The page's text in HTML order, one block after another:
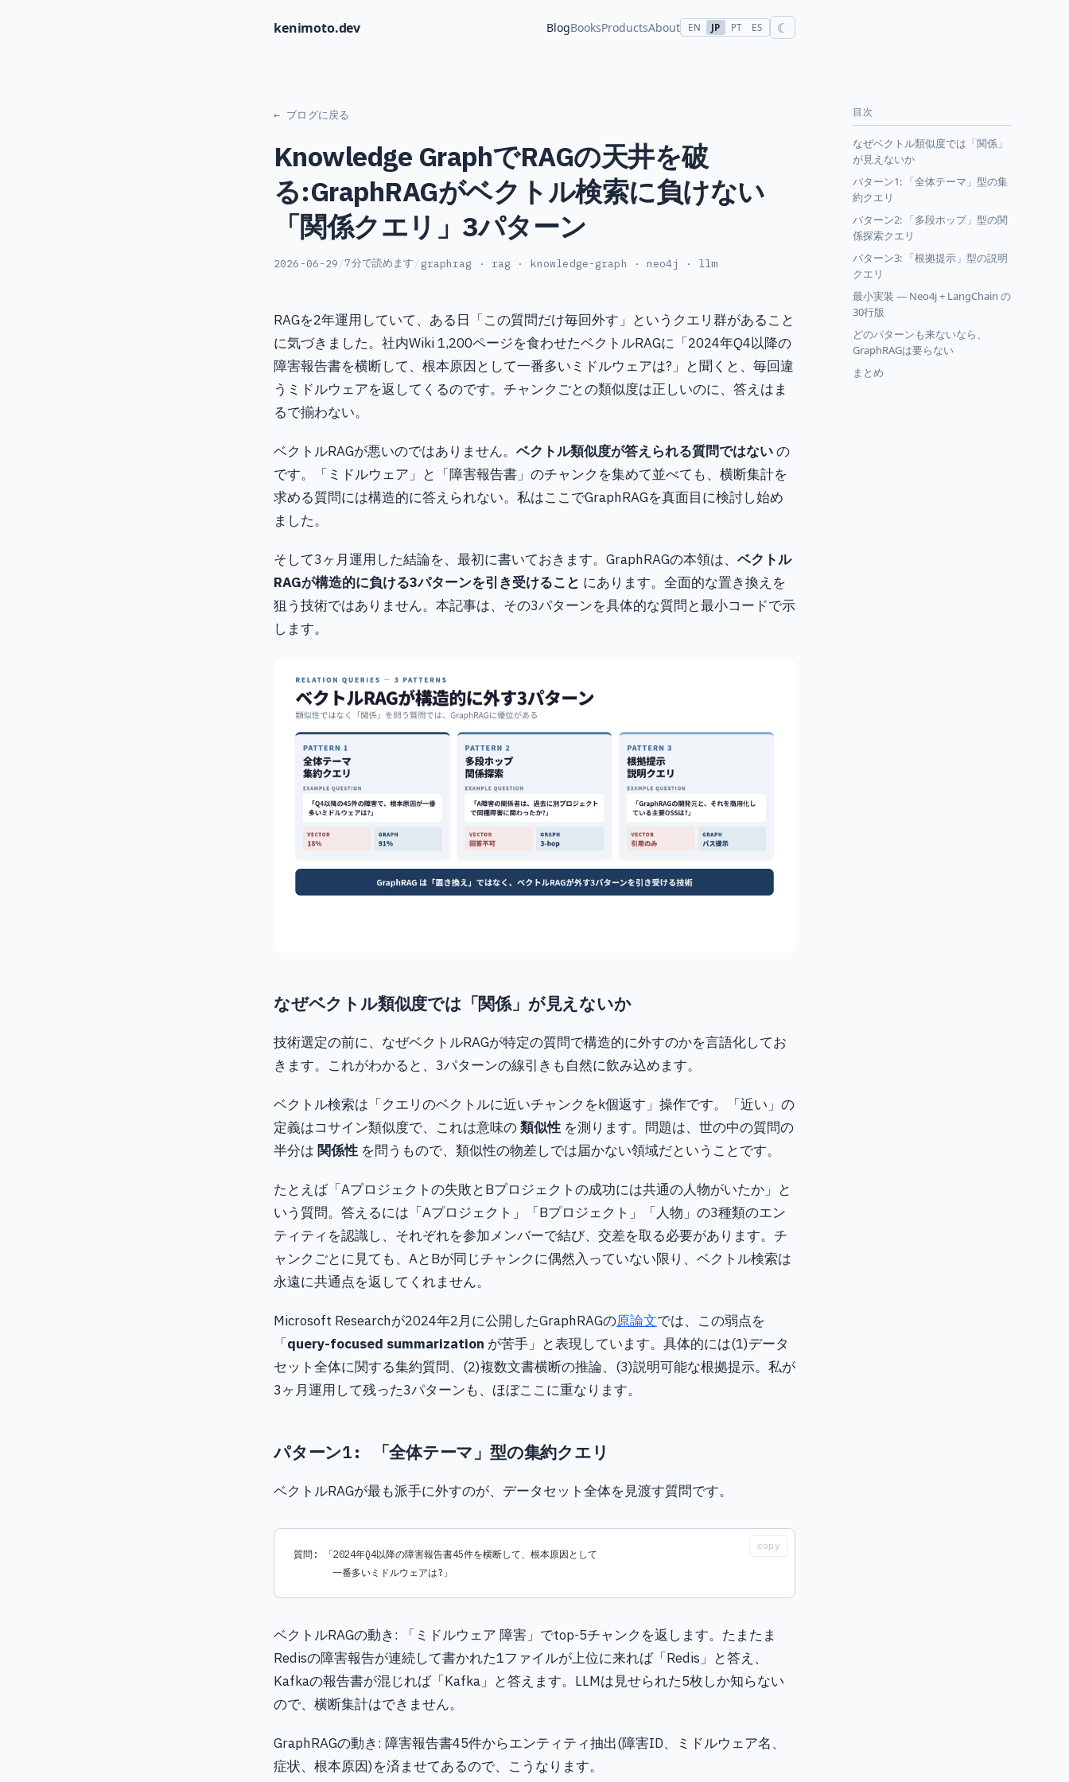
kenimoto.dev BlogBooksProductsAbout EN JP PT ES ☾
目次
なぜベクトル類似度では「関係」
が見えないか
パターン1: 「全体テーマ」型の集
約クエリ
パターン2: 「多段ホップ」型の関
係探索クエリ
パターン3: 「根拠提示」型の説明
クエリ
最小実装 — Neo4j + LangChain の
30行版
どのパターンも来ないなら、
GraphRAGは要らない
まとめ
← ブログに戻る
Knowledge GraphでRAGの天井を破
る:GraphRAGがベクトル検索に負けない
「関係クエリ」3パターン
2026-06-29/7分で読めます/ graphrag · rag · knowledge-graph · neo4j · llm
RAGを2年運用していて、ある日「この質問だけ毎回外す」というクエリ群があること
に気づきました。社内Wiki 1,200ページを食わせたベクトルRAGに「2024年Q4以降の
障害報告書を横断して、根本原因として一番多いミドルウェアは?」と聞くと、毎回違
うミドルウェアを返してくるのです。チャンクごとの類似度は正しいのに、答えはま
るで揃わない。
ベクトルRAGが悪いのではありません。 ベクトル類似度が答えられる質問ではないの
です。「ミドルウェア」と「障害報告書」のチャンクを集めて並べても、横断集計を
求める質問には構造的に答えられない。私はここでGraphRAGを真面目に検討し始め
ました。
そして3ヶ月運用した結論を、最初に書いておきます。GraphRAGの本領は、 ベクトル
RAGが構造的に負ける3パターンを引き受けること にあります。全面的な置き換えを
狙う技術ではありません。本記事は、その3パターンを具体的な質問と最小コードで示
します。
なぜベクトル類似度では「関係」が見えないか
技術選定の前に、なぜベクトルRAGが特定の質問で構造的に外すのかを言語化してお
きます。これがわかると、3パターンの線引きも自然に飲み込めます。
ベクトル検索は「クエリのベクトルに近いチャンクをk個返す」操作です。「近い」の
定義はコサイン類似度で、これは意味の類似性 を測ります。問題は、世の中の質問の
半分は 関係性 を問うもので、類似性の物差しでは届かない領域だということです。
たとえば「Aプロジェクトの失敗とBプロジェクトの成功には共通の人物がいたか」と
いう質問。答えるには「Aプロジェクト」「Bプロジェクト」「人物」の3種類のエン
ティティを認識し、それぞれを参加メンバーで結び、交差を取る必要があります。チ
ャンクごとに見ても、AとBが同じチャンクに偶然入っていない限り、ベクトル検索は
永遠に共通点を返してくれません。
Microsoft Researchが2024年2月に公開したGraphRAGの原論文では、この弱点を
「query-focused summarization が苦手」と表現しています。具体的には(1)データ
セット全体に関する集約質問、(2)複数文書横断の推論、(3)説明可能な根拠提示。私が
3ヶ月運用して残った3パターンも、ほぼここに重なります。
パターン1: 「全体テーマ」型の集約クエリ
ベクトルRAGが最も派手に外すのが、データセット全体を見渡す質問です。
質問: 「2024年Q4以降の障害報告書45件を横断して、根本原因として
       一番多いミドルウェアは?」
copy
ベクトルRAGの動き: 「ミドルウェア 障害」でtop-5チャンクを返します。たまたま
Redisの障害報告が連続して書かれた1ファイルが上位に来れば「Redis」と答え、
Kafkaの報告書が混じれば「Kafka」と答えます。LLMは見せられた5枚しか知らない
ので、横断集計はできません。
GraphRAGの動き: 障害報告書45件からエンティティ抽出(障害ID、ミドルウェア名、
症状、根本原因)を済ませてあるので、こうなります。